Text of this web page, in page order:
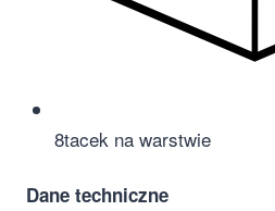
8tacek na warstwie
Dane techniczne